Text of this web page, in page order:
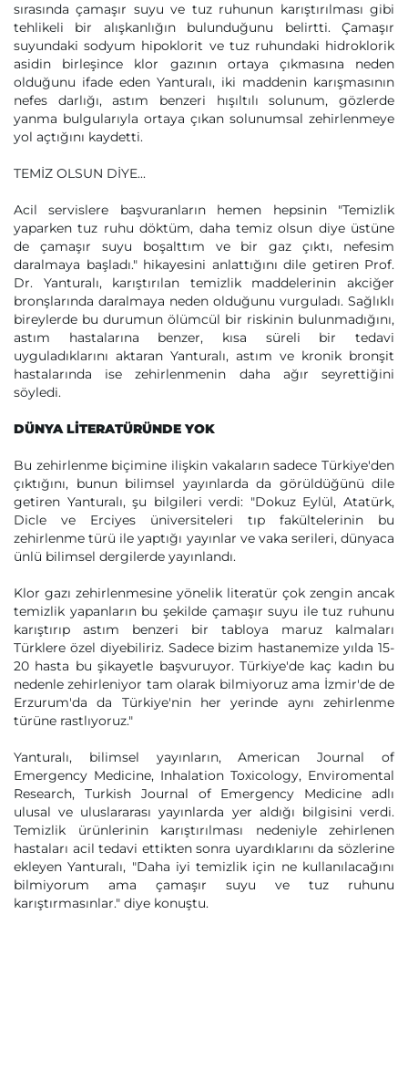
sırasında çamaşır suyu ve tuz ruhunun karıştırılması gibi
tehlikeli bir alışkanlığın bulunduğunu belirtti. Çamaşır
suyundaki sodyum hipoklorit ve tuz ruhundaki hidroklorik
asidin birleşince klor gazının ortaya çıkmasına neden
olduğunu ifade eden Yanturalı, iki maddenin karışmasının
nefes darlığı, astım benzeri hışıltılı solunum, gözlerde
yanma bulgularıyla ortaya çıkan solunumsal zehirlenmeye
yol açtığını kaydetti.
TEMİZ OLSUN DİYE...
Acil servislere başvuranların hemen hepsinin "Temizlik
yaparken tuz ruhu döktüm, daha temiz olsun diye üstüne
de çamaşır suyu boşalttım ve bir gaz çıktı, nefesim
daralmaya başladı." hikayesini anlattığını dile getiren Prof.
Dr. Yanturalı, karıştırılan temizlik maddelerinin akciğer
bronşlarında daralmaya neden olduğunu vurguladı. Sağlıklı
bireylerde bu durumun ölümcül bir riskinin bulunmadığını,
astım hastalarına benzer, kısa süreli bir tedavi
uyguladıklarını aktaran Yanturalı, astım ve kronik bronşit
hastalarında ise zehirlenmenin daha ağır seyrettiğini
söyledi.
DÜNYA LİTERATÜRÜNDE YOK
Bu zehirlenme biçimine ilişkin vakaların sadece Türkiye'den
çıktığını, bunun bilimsel yayınlarda da görüldüğünü dile
getiren Yanturalı, şu bilgileri verdi: "Dokuz Eylül, Atatürk,
Dicle ve Erciyes üniversiteleri tıp fakültelerinin bu
zehirlenme türü ile yaptığı yayınlar ve vaka serileri, dünyaca
ünlü bilimsel dergilerde yayınlandı.
Klor gazı zehirlenmesine yönelik literatür çok zengin ancak
temizlik yapanların bu şekilde çamaşır suyu ile tuz ruhunu
karıştırıp astım benzeri bir tabloya maruz kalmaları
Türklere özel diyebiliriz. Sadece bizim hastanemize yılda 15-
20 hasta bu şikayetle başvuruyor. Türkiye'de kaç kadın bu
nedenle zehirleniyor tam olarak bilmiyoruz ama İzmir'de de
Erzurum'da da Türkiye'nin her yerinde aynı zehirlenme
türüne rastlıyoruz."
Yanturalı, bilimsel yayınların, American Journal of
Emergency Medicine, Inhalation Toxicology, Enviromental
Research, Turkish Journal of Emergency Medicine adlı
ulusal ve uluslararası yayınlarda yer aldığı bilgisini verdi.
Temizlik ürünlerinin karıştırılması nedeniyle zehirlenen
hastaları acil tedavi ettikten sonra uyardıklarını da sözlerine
ekleyen Yanturalı, "Daha iyi temizlik için ne kullanılacağını
bilmiyorum ama çamaşır suyu ve tuz ruhunu
karıştırmasınlar." diye konuştu.